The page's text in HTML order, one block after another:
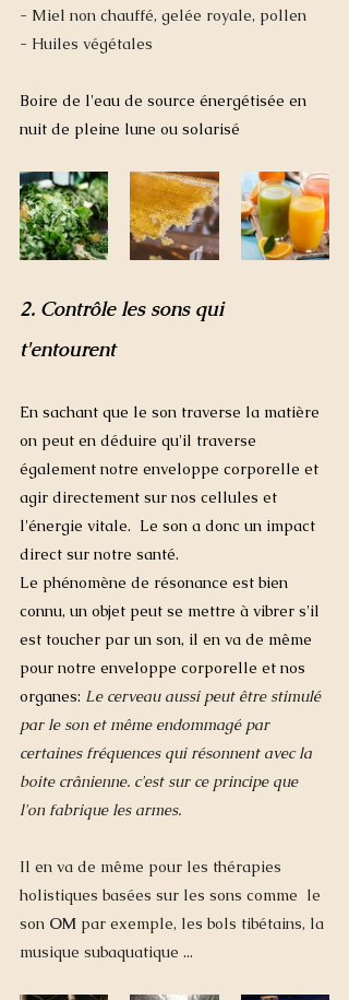
- Miel non chauffé, gelée royale, pollen
- Huiles végétales
Boire de l'eau de source énergétisée en
nuit de pleine lune ou solarisé
2. Contrôle les sons qui
t'entourent
En sachant que le son traverse la matière
on peut en déduire qu'il traverse
également notre enveloppe corporelle et
agir directement sur nos cellules et
l'énergie vitale.  Le son a donc un impact
direct sur notre santé.
Le phénomène de résonance est bien
connu, un objet peut se mettre à vibrer s'il
est toucher par un son, il en va de même
pour notre enveloppe corporelle et nos
organes: Le cerveau aussi peut être stimulé
par le son et même endommagé par
certaines fréquences qui résonnent avec la
boite crânienne. c'est sur ce principe que
l'on fabrique les armes.
Il en va de même pour les thérapies
holistiques basées sur les sons comme  le
son OM par exemple, les bols tibétains, la
musique subaquatique ...